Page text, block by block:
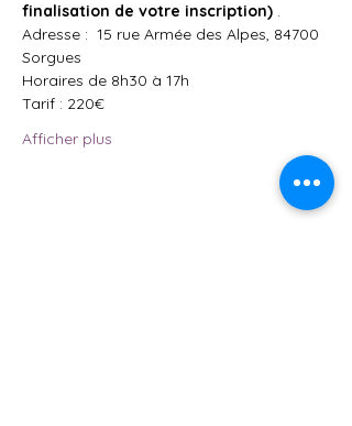
finalisation de votre inscription) .
Adresse :  15 rue Armée des Alpes, 84700
Sorgues
Horaires de 8h30 à 17h
Tarif : 220€
Afficher plus